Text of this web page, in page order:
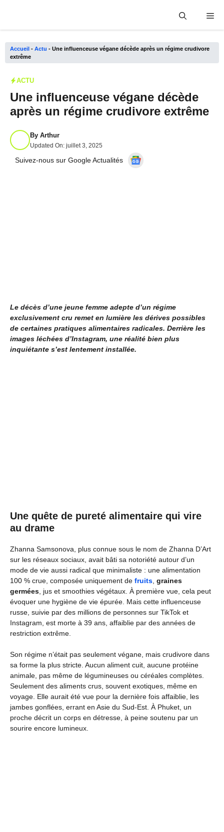
Accueil - Actu - Une influenceuse végane décède après un régime crudivore
extrême
ACTU
Une influenceuse végane décède
après un régime crudivore extrême
By Arthur
Updated On: juillet 3, 2025
Suivez-nous sur Google Actualités
Le décès d’une jeune femme adepte d’un régime
exclusivement cru remet en lumière les dérives possibles
de certaines pratiques alimentaires radicales. Derrière les
images léchées d’Instagram, une réalité bien plus
inquiétante s’est lentement installée.
Une quête de pureté alimentaire qui vire
au drame
Zhanna Samsonova, plus connue sous le nom de Zhanna D’Art
sur les réseaux sociaux, avait bâti sa notoriété autour d’un
mode de vie aussi radical que minimaliste : une alimentation
100 % crue, composée uniquement de fruits graines
germées , jus et smoothies végétaux. À première vue, cela peut
évoquer une hygiène de vie épurée. Mais cette influenceuse
russe, suivie par des millions de personnes sur TikTok et
Instagram, est morte à 39 ans, affaiblie par des années de
restriction extrême.
Son régime n’était pas seulement végane, mais crudivore dans
sa forme la plus stricte. Aucun aliment cuit, aucune protéine
animale, pas même de légumineuses ou céréales complètes.
Seulement des aliments crus, souvent exotiques, même en
voyage. Elle aurait été vue pour la dernière fois affaiblie, les
jambes gonflées, errant en Asie du Sud-Est. À Phuket, un
proche décrit un corps en détresse, à peine soutenu par un
sourire encore lumineux.